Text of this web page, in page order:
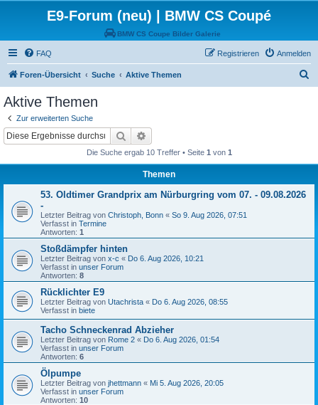
E9-Forum (neu) | BMW CS Coupé
BMW CS Coupe Bilder Galerie
FAQ Anmelden
Registrieren
Foren-Übersicht Suche Aktive Themen
Aktive Themen
Zur erweiterten Suche
Suche
Die Suche ergab 10 Treffer • Seite 1 von 1
Themen
53. Oldtimer Grandprix am Nürburgring vom 07. - 09.08.2026
-
Letzter Beitrag von Christoph, Bonn « So 9. Aug 2026, 07:51
Verfasst in Termine
Antworten: 1
Stoßdämpfer hinten
Letzter Beitrag von x-c « Do 6. Aug 2026, 10:21
Verfasst in unser Forum
Antworten: 8
Rücklichter E9
Letzter Beitrag von Utachrista « Do 6. Aug 2026, 08:55
Verfasst in biete
Tacho Schneckenrad Abzieher
Letzter Beitrag von Rome 2 « Do 6. Aug 2026, 01:54
Verfasst in unser Forum
Antworten: 6
Ölpumpe
Letzter Beitrag von jhettmann « Mi 5. Aug 2026, 20:05
Verfasst in unser Forum
Antworten: 10